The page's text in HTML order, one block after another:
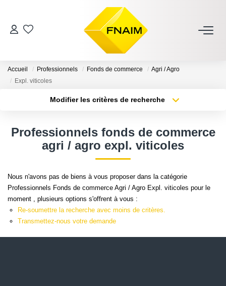
VENTES
GESTION
NOS AGENCES
CONTACT
Accueil Professionnels Fonds de commerce
Agri / Agro
Expl. viticoles
Modifier les critères de recherche
Sélectionnez...
Type de bien
Surface min
Créer une alerte
Professionnels fonds de commerce
agri / agro expl. viticoles
Nous n'avons pas de biens à vous proposer dans la catégorie
Professionnels Fonds de commerce Agri / Agro Expl. viticoles pour le
moment , plusieurs options s'offrent à vous :
Re-soumettre la recherche avec moins de critères.
Transmettez-nous votre demande